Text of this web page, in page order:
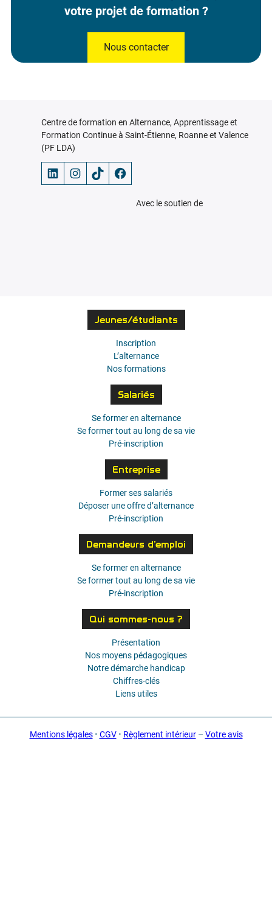
votre projet de formation ?
Nous contacter
Centre de formation en Alternance, Apprentissage et
Formation Continue à Saint-Étienne, Roanne et Valence
(PF LDA)
LinkedIn Instagram TikTok Facebook
Avec le soutien de
Jeunes/étudiants
Inscription
L’alternance
Nos formations
Salariés
Se former en alternance
Se former tout au long de sa vie
Pré-inscription
Entreprise
Former ses salariés
Déposer une offre d’alternance
Pré-inscription
Demandeurs d’emploi
Se former en alternance
Se former tout au long de sa vie
Pré-inscription
Qui sommes-nous ?
Présentation
Nos moyens pédagogiques
Notre démarche handicap
Chiffres-clés
Liens utiles
Mentions légales• CGV• Règlement intérieur– Votre avis